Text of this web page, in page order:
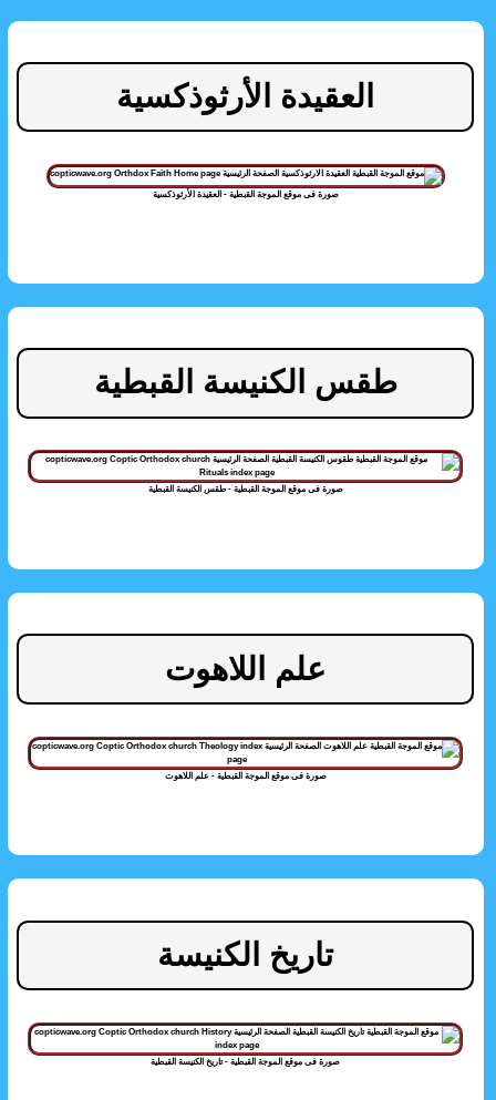
العقيدة الأرثوذكسية
صورة فى موقع الموجة القبطية - العقيدة الأرثوذكسية
طقس الكنيسة القبطية
صورة فى موقع الموجة القبطية - طقس الكنيسة القبطية
علم اللاهوت
صورة فى موقع الموجة القبطية - علم اللاهوت
تاريخ الكنيسة
صورة فى موقع الموجة القبطية - تاريخ الكنيسة القبطية